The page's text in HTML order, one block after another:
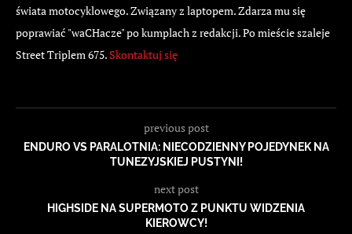
świata motocyklowego. Związany z laptopem. Zdarza mu się
poprawiać "waCHacze" po kumplach z redakcji. Po mieście szaleje
Street Triplem 675. Skontaktuj się
previous post
ENDURO VS PARALOTNIA: NIECODZIENNY POJEDYNEK NA
TUNEZYJSKIEJ PUSTYNI!
next post
HIGHSIDE NA SUPERMOTO Z PUNKTU WIDZENIA
KIEROWCY!